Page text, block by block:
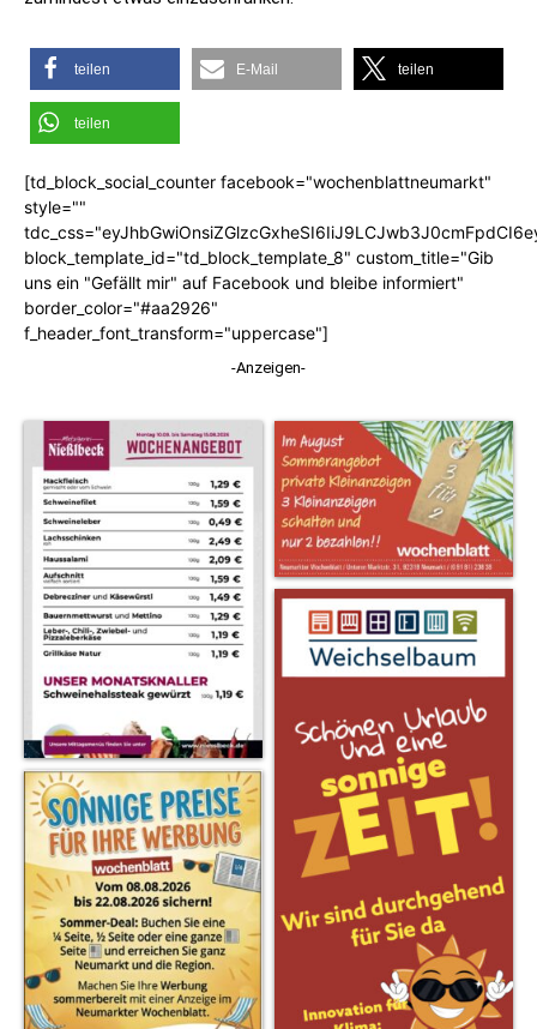
teilen E-Mail teilen
teilen
[td_block_social_counter facebook="wochenblattneumarkt"
style=""
block_template_id="td_block_template_8" custom_title="Gib
uns ein "Gefällt mir" auf Facebook und bleibe informiert"
border_color="#aa2926"
f_header_font_transform="uppercase"]
-Anzeigen-